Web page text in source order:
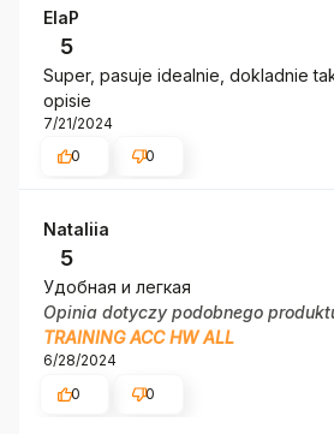
ElaP
5
Super, pasuje idealnie, dokladnie
opisie
7/21/2024
0
0
Nataliia
5
Удобная и легкая
Opinia dotyczy podobnego
TRAINING ACC HW ALL
6/28/2024
0
0